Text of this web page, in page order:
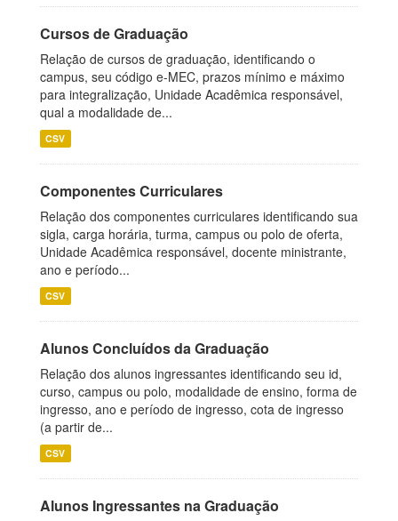
Cursos de Graduação
Relação de cursos de graduação, identificando o
campus, seu código e-MEC, prazos mínimo e máximo
para integralização, Unidade Acadêmica responsável,
qual a modalidade de...
CSV
Componentes Curriculares
Relação dos componentes curriculares identificando sua
sigla, carga horária, turma, campus ou polo de oferta,
Unidade Acadêmica responsável, docente ministrante,
ano e período...
CSV
Alunos Concluídos da Graduação
Relação dos alunos ingressantes identificando seu id,
curso, campus ou polo, modalidade de ensino, forma de
ingresso, ano e período de ingresso, cota de ingresso
(a partir de...
CSV
Alunos Ingressantes na Graduação